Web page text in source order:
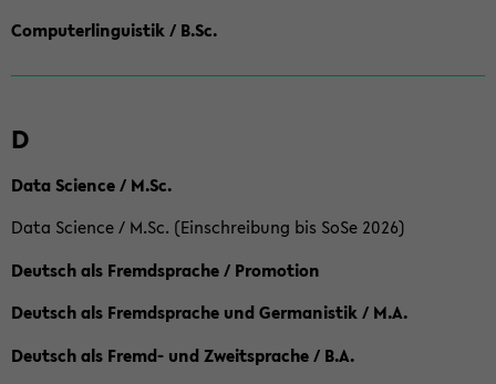
Computerlinguistik / B.Sc.
D
Data Science / M.Sc.
Data Science / M.Sc. (Einschreibung bis SoSe 2026)
Deutsch als Fremdsprache / Promotion
Deutsch als Fremdsprache und Germanistik / M.A.
Deutsch als Fremd- und Zweitsprache / B.A.